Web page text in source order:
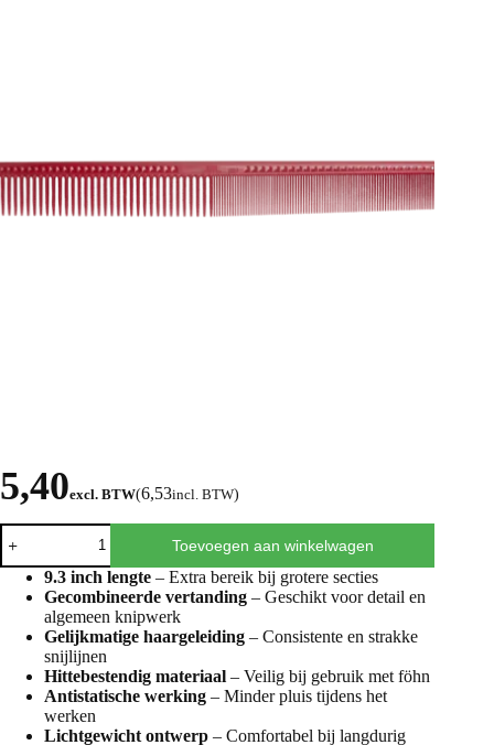
5,40excl. BTW(6,53incl. BTW)
Toevoegen aan winkelwagen
9.3 inch lengte – Extra bereik bij grotere secties
Gecombineerde vertanding – Geschikt voor detail en
algemeen knipwerk
Gelijkmatige haargeleiding – Consistente en strakke
snijlijnen
Hittebestendig materiaal – Veilig bij gebruik met föhn
Antistatische werking – Minder pluis tijdens het
werken
Lichtgewicht ontwerp – Comfortabel bij langdurig